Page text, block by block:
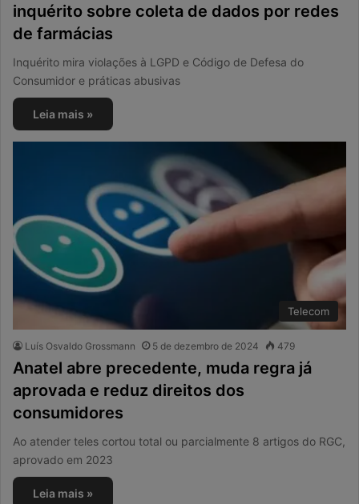
inquérito sobre coleta de dados por redes
de farmácias
Inquérito mira violações à LGPD e Código de Defesa do
Consumidor e práticas abusivas
Leia mais »
Telecom
Luís Osvaldo Grossmann 5 de dezembro de 2024 479
Anatel abre precedente, muda regra já
aprovada e reduz direitos dos
consumidores
Ao atender teles cortou total ou parcialmente 8 artigos do RGC,
aprovado em 2023
Leia mais »